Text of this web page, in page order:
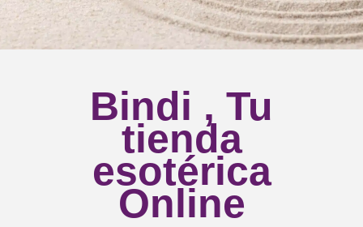
Productos para Feng
Feng Shui para tu Vida: Armoniza tu Espacio, Cultiva
la Buena Energía y Siente la Tranquilidad y el
Equilibrio en Tu Entorno
Bindi , Tu
tienda
esotérica
Online